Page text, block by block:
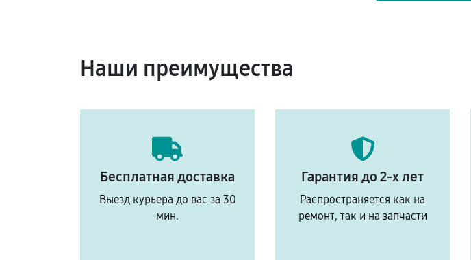
Наши преимущества
Бесплатная доставка
Выезд курьера до вас за 30
мин.
Гарантия до 2-х лет
Распространяется как на
ремонт, так и на запчасти